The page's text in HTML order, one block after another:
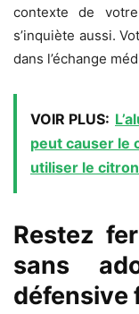
contexte de
s’inquiète aussi.
dans l’échange
VOIR PLUS:
peut causer le
utiliser le
Restez
sans
défensive